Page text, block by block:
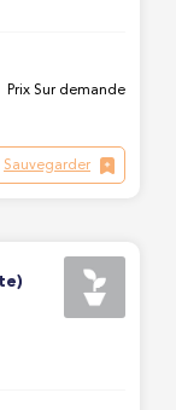
Prix Sur demande
Sauvegarder